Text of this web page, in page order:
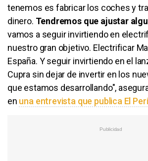
tenemos es fabricar los coches y
dinero. Tendremos que ajustar
vamos a seguir invirtiendo en
nuestro gran objetivo. Electrificar
España. Y seguir invirtiendo en el
Cupra sin dejar de invertir en los
que estamos desarrollando",
en una entrevista que publica El